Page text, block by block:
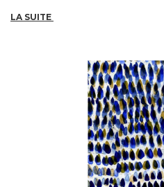
LA SUITE